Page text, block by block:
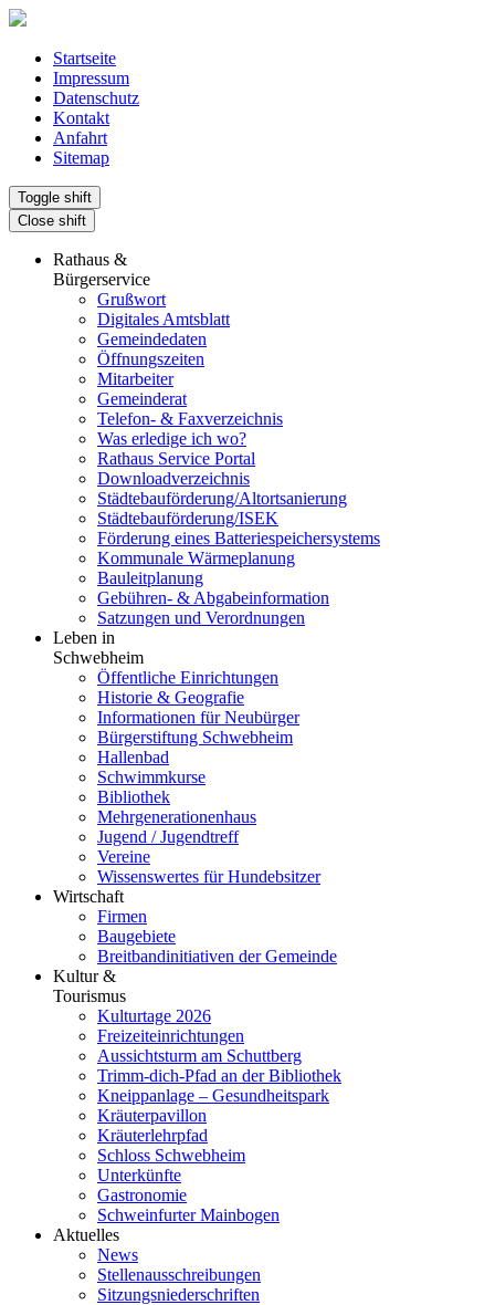
Startseite
Impressum
Datenschutz
Kontakt
Anfahrt
Sitemap
Toggle shift
Close shift
Rathaus &
Bürgerservice
Grußwort
Digitales Amtsblatt
Gemeindedaten
Öffnungszeiten
Mitarbeiter
Gemeinderat
Telefon- & Faxverzeichnis
Was erledige ich wo?
Rathaus Service Portal
Downloadverzeichnis
Städtebauförderung/Altortsanierung
Städtebauförderung/ISEK
Förderung eines Batteriespeichersystems
Kommunale Wärmeplanung
Bauleitplanung
Gebühren- & Abgabeinformation
Satzungen und Verordnungen
Leben in
Schwebheim
Öffentliche Einrichtungen
Historie & Geografie
Informationen für Neubürger
Bürgerstiftung Schwebheim
Hallenbad
Schwimmkurse
Bibliothek
Mehrgenerationenhaus
Jugend / Jugendtreff
Vereine
Wissenswertes für Hundebsitzer
Wirtschaft
Firmen
Baugebiete
Breitbandinitiativen der Gemeinde
Kultur &
Tourismus
Kulturtage 2026
Freizeiteinrichtungen
Aussichtsturm am Schuttberg
Trimm-dich-Pfad an der Bibliothek
Kneippanlage – Gesundheitspark
Kräuterpavillon
Kräuterlehrpfad
Schloss Schwebheim
Unterkünfte
Gastronomie
Schweinfurter Mainbogen
Aktuelles
News
Stellenausschreibungen
Sitzungsniederschriften